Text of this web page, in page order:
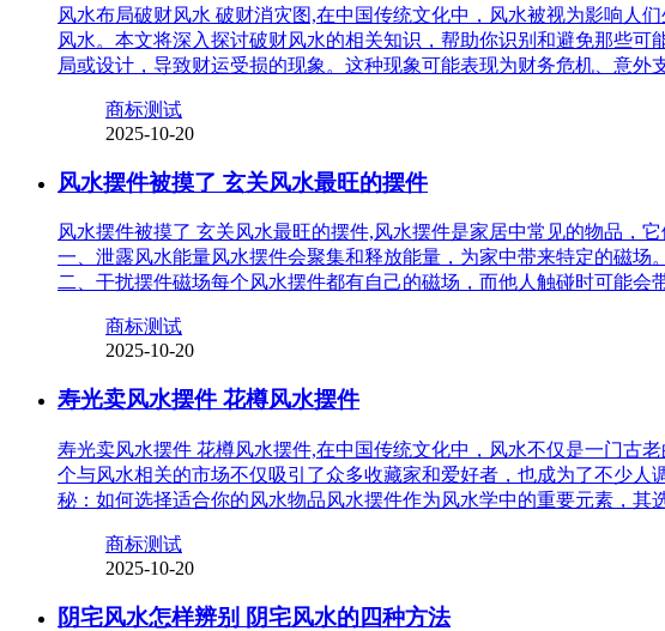
风水布局破财风水 破财消灾图,在中国传统文化中，风水被视为影响人
风水。本文将深入探讨破财风水的相关知识，帮助你识别和避免那些
局或设计，导致财运受损的现象。这种现象可能表现为财务危机、意外
商标测试
2025-10-20
风水摆件被摸了 玄关风水最旺的摆件
风水摆件被摸了 玄关风水最旺的摆件,风水摆件是家居中常见的物品，
一、泄露风水能量风水摆件会聚集和释放能量，为家中带来特定的磁
二、干扰摆件磁场每个风水摆件都有自己的磁场，而他人触碰时可能
商标测试
2025-10-20
寿光卖风水摆件 花樽风水摆件
寿光卖风水摆件 花樽风水摆件,在中国传统文化中，风水不仅是一门古
个与风水相关的市场不仅吸引了众多收藏家和爱好者，也成为了不少
秘：如何选择适合你的风水物品风水摆件作为风水学中的重要元素，其
商标测试
2025-10-20
阴宅风水怎样辨别 阴宅风水的四种方法